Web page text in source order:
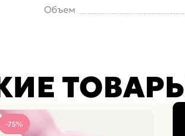
Объем
-75%